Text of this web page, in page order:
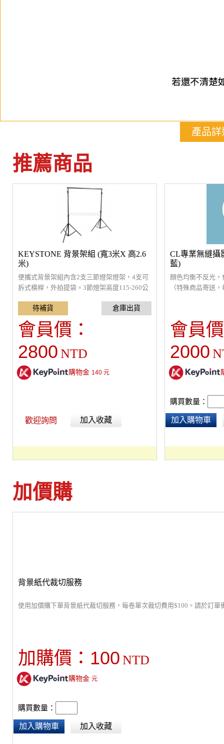
產品詳
推薦商品
KEYSTONE 背景架組 (寬3米X 高2.6
米)
便攜式背景架組內含2支三節燈架燈架，4支可
拆式橫桿，外拍提袋。3節燈架高度115-260公
會員價：
2800 NTD
購物金 140元
歡迎詢問 加入收藏
CL專業無縫攝
藍)
顏色均衡不反光
（特殊商品寄送
會員
2000
購買數量：
加入購物車
加價購
背景紙代裁切服務
使用加價購下單背景紙代裁切服務，每卷單次裁切費用$100。請於訂單
加購價： 100 NTD
購物金 元
購買數量：
加入購物車 加入收藏